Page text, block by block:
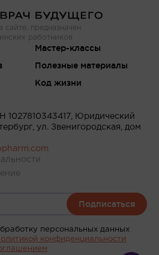
сайте, предназначен
работников
Мастер-классы
Полезные материалы
Код жизни
Юридический
ул. Звенигородская, дом
Подписаться
персональных данных
конфиденциальности